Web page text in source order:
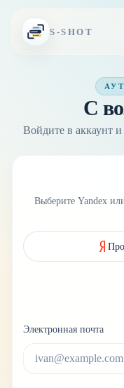
S-SHOT
С
Войдите в аккаунт и
Выберите Yandex
Электронная почта